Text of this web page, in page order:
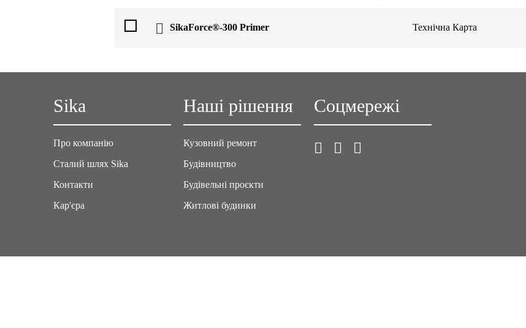
SikaForce®-300 Primer Технічна Карта
Sika
Про компанію
Сталий шлях Sika
Контакти
Кар'єра
Наші рішення
Кузовний ремонт
Будівництво
Будівельні проєкти
Житлові будинки
Соцмережі